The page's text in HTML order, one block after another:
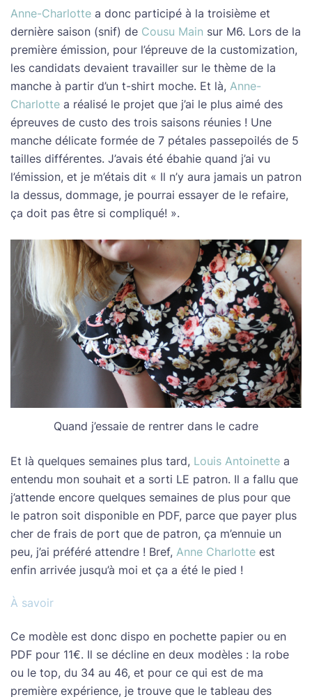
Anne-Charlotte a donc participé à la troisième et
dernière saison (snif) de Cousu Main sur M6. Lors de la
première émission, pour l’épreuve de la customization,
les candidats devaient travailler sur le thème de la
manche à partir d’un t-shirt moche. Et là, Anne-
Charlotte a réalisé le projet que j’ai le plus aimé des
épreuves de custo des trois saisons réunies ! Une
manche délicate formée de 7 pétales passepoilés de 5
tailles différentes. J’avais été ébahie quand j’ai vu
l’émission, et je m’étais dit « Il n’y aura jamais un patron
la dessus, dommage, je pourrai essayer de le refaire,
ça doit pas être si compliqué! ».
Quand j’essaie de rentrer dans le cadre
Et là quelques semaines plus tard, Louis Antoinette a
entendu mon souhait et a sorti LE patron. Il a fallu que
j’attende encore quelques semaines de plus pour que
le patron soit disponible en PDF, parce que payer plus
cher de frais de port que de patron, ça m’ennuie un
peu, j’ai préféré attendre ! Bref, Anne Charlotte est
enfin arrivée jusqu’à moi et ça a été le pied !
À savoir
Ce modèle est donc dispo en pochette papier ou en
PDF pour 11€. Il se décline en deux modèles : la robe
ou le top, du 34 au 46, et pour ce qui est de ma
première expérience, je trouve que le tableau des